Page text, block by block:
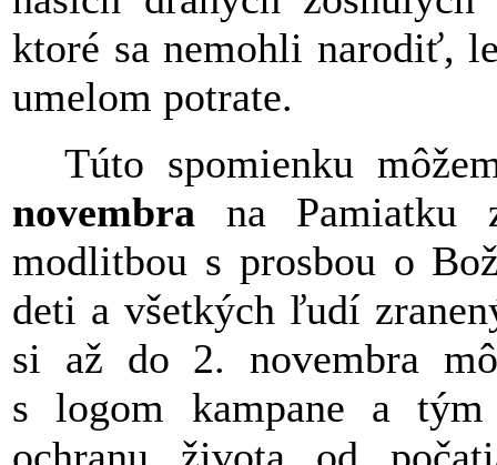
ktoré sa nemohli narodiť,
umelom potrate.
Túto spomienku
novembra na Pamiatku
modlitbou s prosbou o
deti a všetkých ľudí
si až do 2. novembra
s logom kampane a